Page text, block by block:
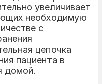
увеличивает
необходимую
с
цепочка
пациента в
домой.